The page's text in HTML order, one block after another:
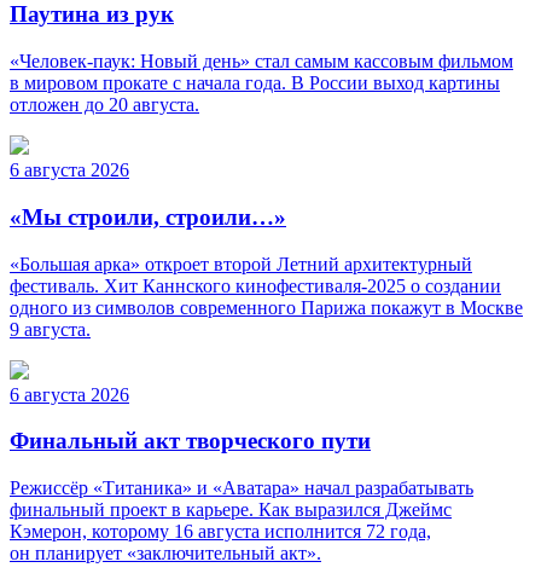
Паутина из рук
«Человек-паук: Новый день» стал самым кассовым фильмом
в мировом прокате с начала года. В России выход картины
отложен до 20 августа.
6 августа 2026
«Мы строили, строили…»
«Большая арка» откроет второй Летний архитектурный
фестиваль. Хит Каннского кинофестиваля-2025 о создании
одного из символов современного Парижа покажут в Москве
9 августа.
6 августа 2026
Финальный акт творческого пути
Режиссёр «Титаника» и «Аватара» начал разрабатывать
финальный проект в карьере. Как выразился Джеймс
Кэмерон, которому 16 августа исполнится 72 года,
он планирует «заключительный акт».